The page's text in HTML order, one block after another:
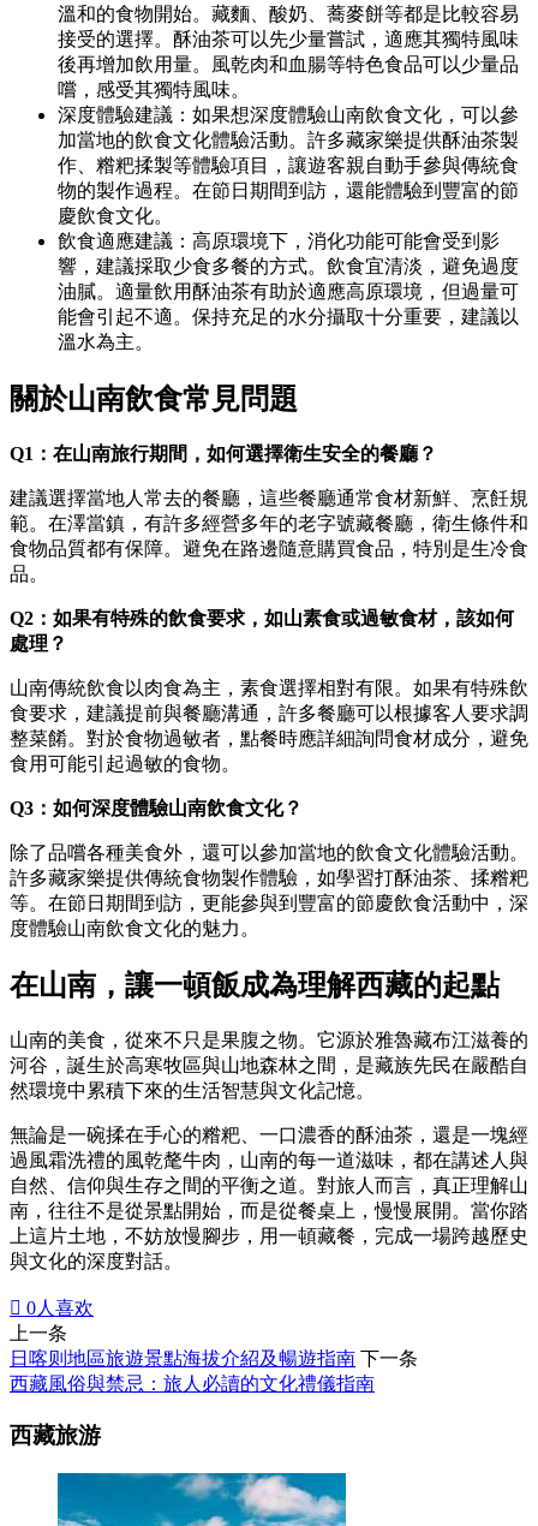
溫和的食物開始。藏麵、酸奶、蕎麥餅等都是比較容易
接受的選擇。酥油茶可以先少量嘗試，適應其獨特風味
後再增加飲用量。風乾肉和血腸等特色食品可以少量品
嚐，感受其獨特風味。
深度體驗建議：如果想深度體驗山南飲食文化，可以參
加當地的飲食文化體驗活動。許多藏家樂提供酥油茶製
作、糌粑揉製等體驗項目，讓遊客親自動手參與傳統食
物的製作過程。在節日期間到訪，還能體驗到豐富的節
慶飲食文化。
飲食適應建議：高原環境下，消化功能可能會受到影
響，建議採取少食多餐的方式。飲食宜清淡，避免過度
油膩。適量飲用酥油茶有助於適應高原環境，但過量可
能會引起不適。保持充足的水分攝取十分重要，建議以
溫水為主。
關於山南飲食常見問題
Q1：在山南旅行期間，如何選擇衛生安全的餐廳？
建議選擇當地人常去的餐廳，這些餐廳通常食材新鮮、烹飪規
範。在澤當鎮，有許多經營多年的老字號藏餐廳，衛生條件和
食物品質都有保障。避免在路邊隨意購買食品，特別是生冷食
品。
Q2： 如果有特殊的飲食要求，如山素食或過敏食材，該如何
處理？
山南傳統飲食以肉食為主，素食選擇相對有限。如果有特殊飲
食要求，建議提前與餐廳溝通，許多餐廳可以根據客人要求調
整菜餚。對於食物過敏者，點餐時應詳細詢問食材成分，避免
食用可能引起過敏的食物。
Q3： 如何深度體驗山南飲食文化？
除了品嚐各種美食外，還可以參加當地的飲食文化體驗活動。
許多藏家樂提供傳統食物製作體驗，如學習打酥油茶、揉糌粑
等。在節日期間到訪，更能參與到豐富的節慶飲食活動中，深
度體驗山南飲食文化的魅力。
在山南，讓一頓飯成為理解西藏的起點
山南的美食，從來不只是果腹之物。它源於雅魯藏布江滋養的
河谷，誕生於高寒牧區與山地森林之間，是藏族先民在嚴酷自
然環境中累積下來的生活智慧與文化記憶。
無論是一碗揉在手心的糌粑、一口濃香的酥油茶，還是一塊經
過風霜洗禮的風乾氂牛肉，山南的每一道滋味，都在講述人與
自然、信仰與生存之間的平衡之道。對旅人而言，真正理解山
南，往往不是從景點開始，而是從餐桌上，慢慢展開。當你踏
上這片土地，不妨放慢腳步，用一頓藏餐，完成一場跨越歷史
與文化的深度對話。
 0人喜欢
上一条
日喀则地區旅遊景點海拔介紹及暢遊指南 下一条
西藏風俗與禁忌：旅人必讀的文化禮儀指南
西藏旅游